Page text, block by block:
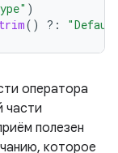
)
trim() ?:
оператора
части
полезен
которое